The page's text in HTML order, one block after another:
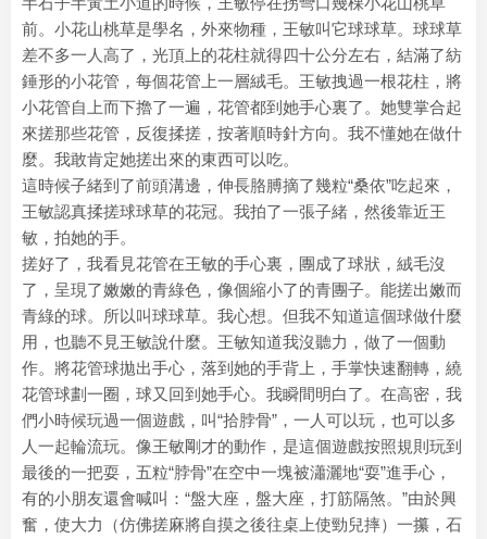
前。小花山桃草是學名，外來物種，王敏叫它球球草。球球草
差不多一人高了，光頂上的花柱就得四十公分左右，結滿了紡
錘形的小花管，每個花管上一層絨毛。王敏拽過一根花柱，將
小花管自上而下擼了一遍，花管都到她手心裏了。她雙掌合起
來搓那些花管，反復揉搓，按著順時針方向。我不懂她在做什
麼。我敢肯定她搓出來的東西可以吃。
這時候子緒到了前頭溝邊，伸長胳膊摘了幾粒“桑依”吃起來，
王敏認真揉搓球球草的花冠。我拍了一張子緒，然後靠近王
敏，拍她的手。
搓好了，我看見花管在王敏的手心裏，團成了球狀，絨毛沒
了，呈現了嫩嫩的青綠色，像個縮小了的青團子。能搓出嫩而
青綠的球。所以叫球球草。我心想。但我不知道這個球做什麼
用，也聽不見王敏說什麼。王敏知道我沒聽力，做了一個動
作。將花管球拋出手心，落到她的手背上，手掌快速翻轉，繞
花管球劃一圈，球又回到她手心。我瞬間明白了。在高密，我
們小時候玩過一個遊戲，叫“拾脖骨”，一人可以玩，也可以多
人一起輪流玩。像王敏剛才的動作，是這個遊戲按照規則玩到
最後的一把耍，五粒“脖骨”在空中一塊被瀟灑地“耍”進手心，
有的小朋友還會喊叫：“盤大座，盤大座，打筋隔煞。”由於興
奮，使大力（仿佛搓麻將自摸之後往桌上使勁兒摔）一攥，石